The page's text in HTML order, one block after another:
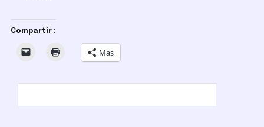
Compartir :
Más